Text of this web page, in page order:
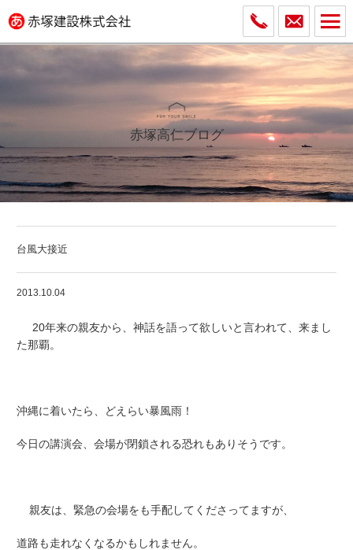
赤塚高仁ブログ
台風大接近
2013.10.04
20年来の親友から、神話を語って欲しいと言われて、来まし
た那覇。
沖縄に着いたら、どえらい暴風雨！
今日の講演会、会場が閉鎖される恐れもありそうです。
親友は、緊急の会場をも手配してくださってますが、
道路も走れなくなるかもしれません。